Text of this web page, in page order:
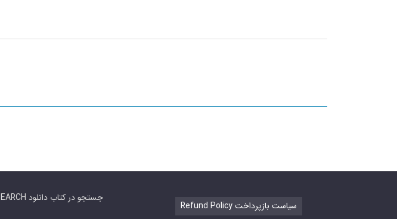
SEARCH جستجو در کتاب دانلود
Refund Policy سیاست بازپرداخت